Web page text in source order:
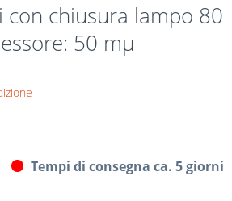
con chiusura lampo 80
50 mµ
Tempi di consegna ca. 5 giorni